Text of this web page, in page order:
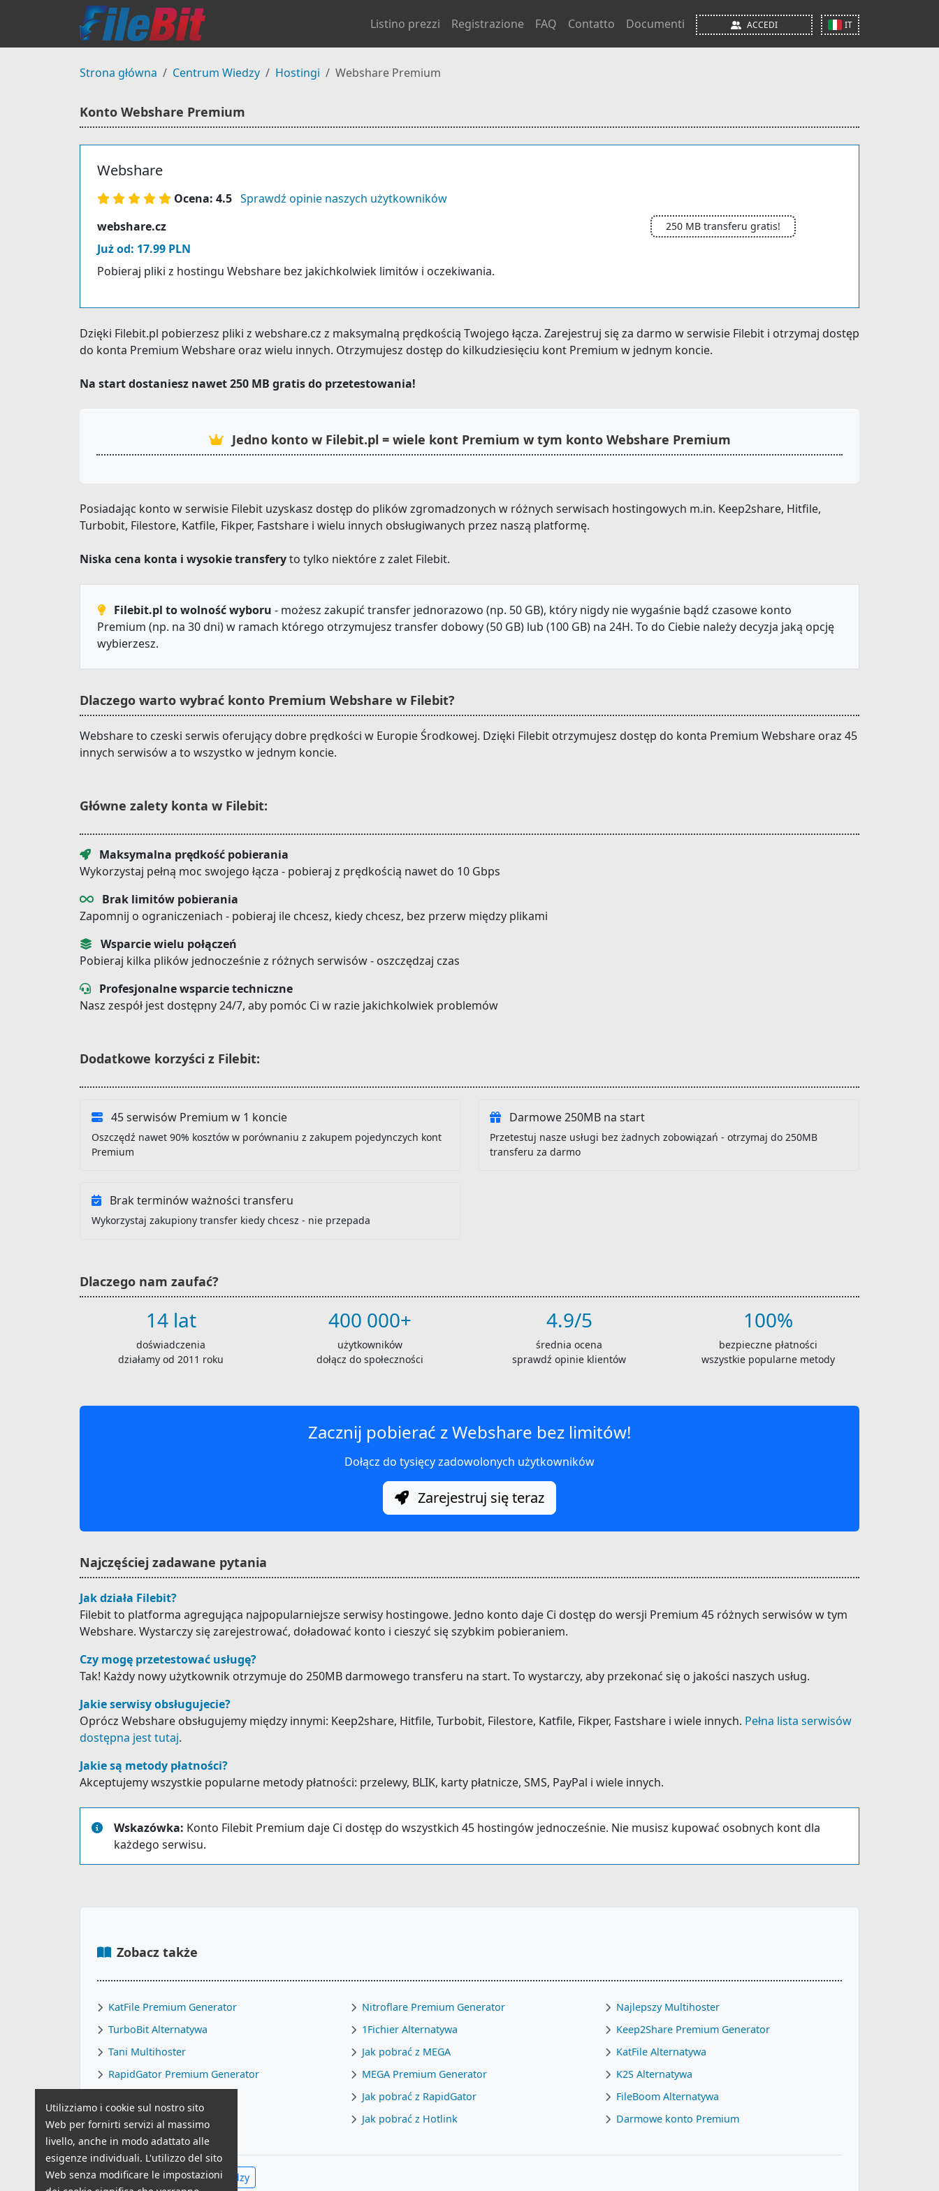
Listino prezzi Registrazione FAQ Contatto Documenti ACCEDI IT
Strona główna Centrum Wiedzy Hostingi Webshare Premium
Konto Webshare Premium
Webshare
Ocena: 4.5 Sprawdź opinie naszych użytkowników
webshare.cz
Już od: 17.99 PLN
Pobieraj pliki z hostingu Webshare bez jakichkolwiek limitów i oczekiwania.
250 MB transferu gratis!
Dzięki Filebit.pl pobierzesz pliki z webshare.cz z maksymalną prędkością Twojego łącza. Zarejestruj się za darmo w serwisie Filebit i otrzymaj dostęp
do konta Premium Webshare oraz wielu innych. Otrzymujesz dostęp do kilkudziesięciu kont Premium w jednym koncie.
Na start dostaniesz nawet 250 MB gratis do przetestowania!
Jedno konto w Filebit.pl = wiele kont Premium w tym konto Webshare Premium
Posiadając konto w serwisie Filebit uzyskasz dostęp do plików zgromadzonych w różnych serwisach hostingowych m.in. Keep2share, Hitfile,
Turbobit, Filestore, Katfile, Fikper, Fastshare i wielu innych obsługiwanych przez naszą platformę.
Niska cena konta i wysokie transferyto tylko niektóre z zalet Filebit.
Filebit.pl to wolność wyboru - możesz zakupić transfer jednorazowo (np. 50 GB), który nigdy nie wygaśnie bądź czasowe konto
Premium (np. na 30 dni) w ramach którego otrzymujesz transfer dobowy (50 GB) lub (100 GB) na 24H. To do Ciebie należy decyzja jaką opcję
wybierzesz.
Dlaczego warto wybrać konto Premium Webshare w Filebit?
Webshare to czeski serwis oferujący dobre prędkości w Europie Środkowej. Dzięki Filebit otrzymujesz dostęp do konta Premium Webshare oraz 45
innych serwisów a to wszystko w jednym koncie.
Główne zalety konta w Filebit:
Maksymalna prędkość pobierania
Wykorzystaj pełną moc swojego łącza - pobieraj z prędkością nawet do 10 Gbps
Brak limitów pobierania
Zapomnij o ograniczeniach - pobieraj ile chcesz, kiedy chcesz, bez przerw między plikami
Wsparcie wielu połączeń
Pobieraj kilka plików jednocześnie z różnych serwisów - oszczędzaj czas
Profesjonalne wsparcie techniczne
Nasz zespół jest dostępny 24/7, aby pomóc Ci w razie jakichkolwiek problemów
Dodatkowe korzyści z Filebit:
45 serwisów Premium w 1 koncie
Oszczędź nawet 90% kosztów w porównaniu z zakupem pojedynczych kont
Premium
Darmowe 250MB na start
Przetestuj nasze usługi bez żadnych zobowiązań - otrzymaj do 250MB
transferu za darmo
Brak terminów ważności transferu
Wykorzystaj zakupiony transfer kiedy chcesz - nie przepada
Dlaczego nam zaufać?
14 lat
doświadczenia
działamy od 2011 roku
400 000+
użytkowników
dołącz do społeczności
4.9/5
średnia ocena
sprawdź opinie klientów
100%
bezpieczne płatności
wszystkie popularne metody
Zacznij pobierać z Webshare bez limitów!
Dołącz do tysięcy zadowolonych użytkowników
Zarejestruj się teraz
Najczęściej zadawane pytania
Jak działa Filebit?
Filebit to platforma agregująca najpopularniejsze serwisy hostingowe. Jedno konto daje Ci dostęp do wersji Premium 45 różnych serwisów w tym
Webshare. Wystarczy się zarejestrować, doładować konto i cieszyć się szybkim pobieraniem.
Czy mogę przetestować usługę?
Tak! Każdy nowy użytkownik otrzymuje do 250MB darmowego transferu na start. To wystarczy, aby przekonać się o jakości naszych usług.
Jakie serwisy obsługujecie?
Oprócz Webshare obsługujemy między innymi: Keep2share, Hitfile, Turbobit, Filestore, Katfile, Fikper, Fastshare i wiele innych. Pełna lista serwisów
dostępna jest tutaj.
Jakie są metody płatności?
Akceptujemy wszystkie popularne metody płatności: przelewy, BLIK, karty płatnicze, SMS, PayPal i wiele innych.
Wskazówka: Konto Filebit Premium daje Ci dostęp do wszystkich 45 hostingów jednocześnie. Nie musisz kupować osobnych kont dla
każdego serwisu.
Zobacz także
KatFile Premium Generator
TurboBit Alternatywa
Tani Multihoster
RapidGator Premium Generator
Filebit vs Konkurencja
Nitroflare Premium Generator
1Fichier Alternatywa
Jak pobrać z MEGA
MEGA Premium Generator
Jak pobrać z RapidGator
Jak pobrać z Hotlink
Najlepszy Multihoster
Keep2Share Premium Generator
KatFile Alternatywa
K2S Alternatywa
FileBoom Alternatywa
Darmowe konto Premium
Zobacz całe Centrum Wiedzy
Utilizziamo i cookie sul nostro sito
Web per fornirti servizi al massimo
livello, anche in modo adattato alle
esigenze individuali. L'utilizzo del sito
Web senza modificare le impostazioni